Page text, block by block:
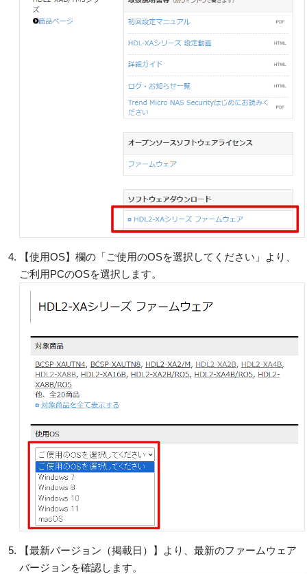
【使用OS】欄の「ご使用のOSを選択してください」より、
ご利用PCのOSを選択します。
【最新バージョン（掲載日）】より、最新のファームウェア
バージョンを確認します。